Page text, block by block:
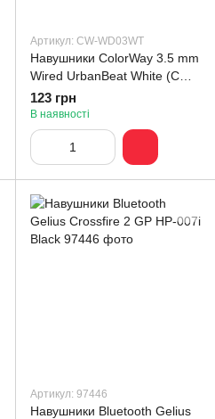
Артикул: CW-WD03WT
Навушники ColorWay 3.5 mm
Wired UrbanBeat White (CW-
WD03WT)
123 грн
В наявності
Артикул: 97446
Навушники Bluetooth Gelius